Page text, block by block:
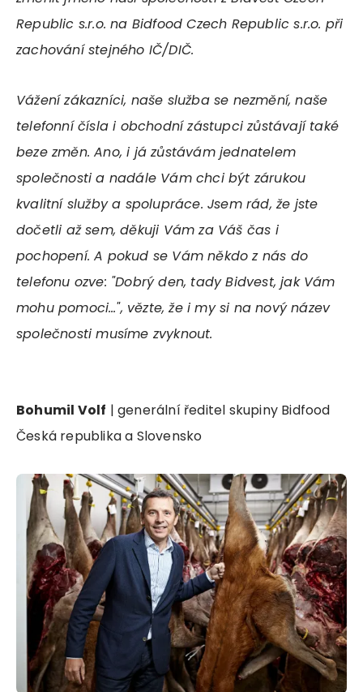
Republic s.r.o. na Bidfood Czech Republic s.r.o. při
zachování stejného IČ/DIČ.
Vážení zákazníci, naše služba se nezmění, naše
telefonní čísla i obchodní zástupci zůstávají také
beze změn. Ano, i já zůstávám jednatelem
společnosti a nadále Vám chci být zárukou
kvalitní služby a spolupráce. Jsem rád, že jste
dočetli až sem, děkuji Vám za Váš čas i
pochopení. A pokud se Vám někdo z nás do
telefonu ozve: "Dobrý den, tady Bidvest, jak Vám
mohu pomoci…", vězte, že i my si na nový název
společnosti musíme zvyknout.
Bohumil Volf | generální ředitel skupiny Bidfood
Česká republika a Slovensko